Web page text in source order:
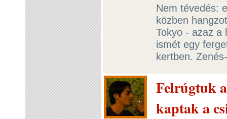
Nem tévedés:
közben
Tokyo - azaz a
ismét egy
kertben.
Felrúgtuk
kaptak a